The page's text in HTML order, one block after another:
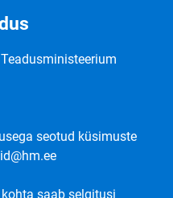
seotud küsimuste
saab selgitusi